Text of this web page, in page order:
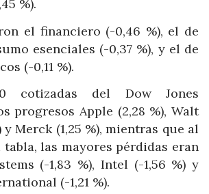
%).
el financiero (-0,46 %), el de
esenciales (-0,37 %), y el de
(-0,11 %).
cotizadas del Dow Jones
progresos Apple (2,28 %), Walt
y Merck (1,25 %), mientras que al
las mayores pérdidas eran
(-1,83 %), Intel (-1,56 %) y
(-1,21 %).